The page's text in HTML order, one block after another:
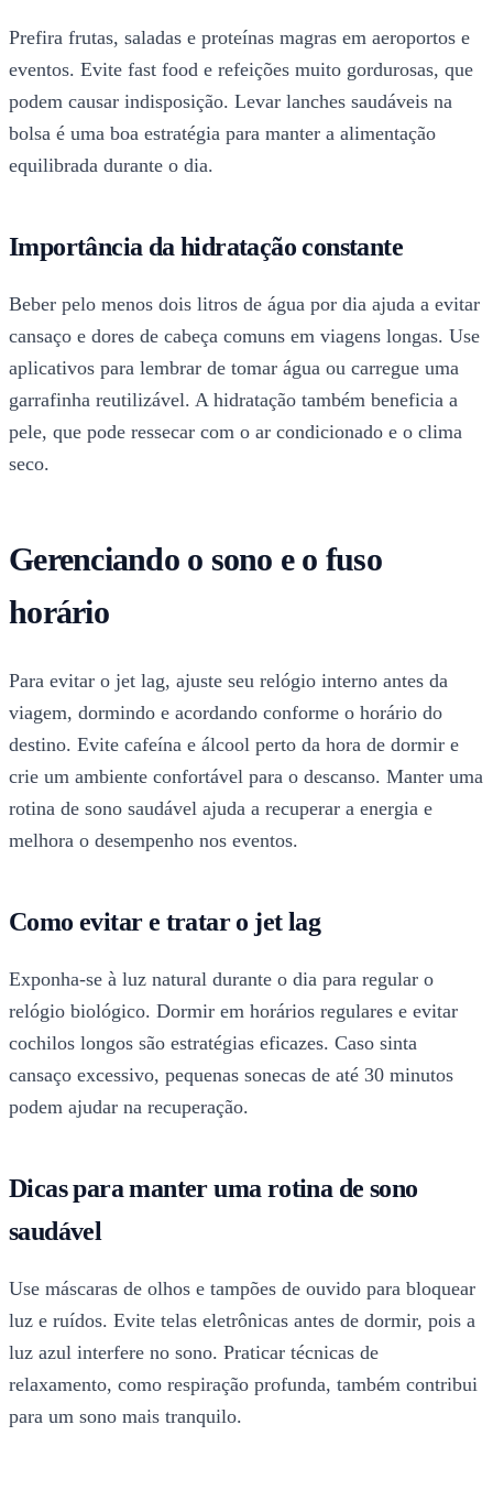
Prefira frutas, saladas e proteínas magras em aeroportos e
eventos. Evite fast food e refeições muito gordurosas, que
podem causar indisposição. Levar lanches saudáveis na
bolsa é uma boa estratégia para manter a alimentação
equilibrada durante o dia.
Importância da hidratação constante
Beber pelo menos dois litros de água por dia ajuda a evitar
cansaço e dores de cabeça comuns em viagens longas. Use
aplicativos para lembrar de tomar água ou carregue uma
garrafinha reutilizável. A hidratação também beneficia a
pele, que pode ressecar com o ar condicionado e o clima
seco.
Gerenciando o sono e o fuso
horário
Para evitar o jet lag, ajuste seu relógio interno antes da
viagem, dormindo e acordando conforme o horário do
destino. Evite cafeína e álcool perto da hora de dormir e
crie um ambiente confortável para o descanso. Manter uma
rotina de sono saudável ajuda a recuperar a energia e
melhora o desempenho nos eventos.
Como evitar e tratar o jet lag
Exponha-se à luz natural durante o dia para regular o
relógio biológico. Dormir em horários regulares e evitar
cochilos longos são estratégias eficazes. Caso sinta
cansaço excessivo, pequenas sonecas de até 30 minutos
podem ajudar na recuperação.
Dicas para manter uma rotina de sono
saudável
Use máscaras de olhos e tampões de ouvido para bloquear
luz e ruídos. Evite telas eletrônicas antes de dormir, pois a
luz azul interfere no sono. Praticar técnicas de
relaxamento, como respiração profunda, também contribui
para um sono mais tranquilo.